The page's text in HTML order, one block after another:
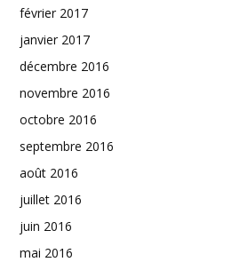
février 2017
janvier 2017
décembre 2016
novembre 2016
octobre 2016
septembre 2016
août 2016
juillet 2016
juin 2016
mai 2016